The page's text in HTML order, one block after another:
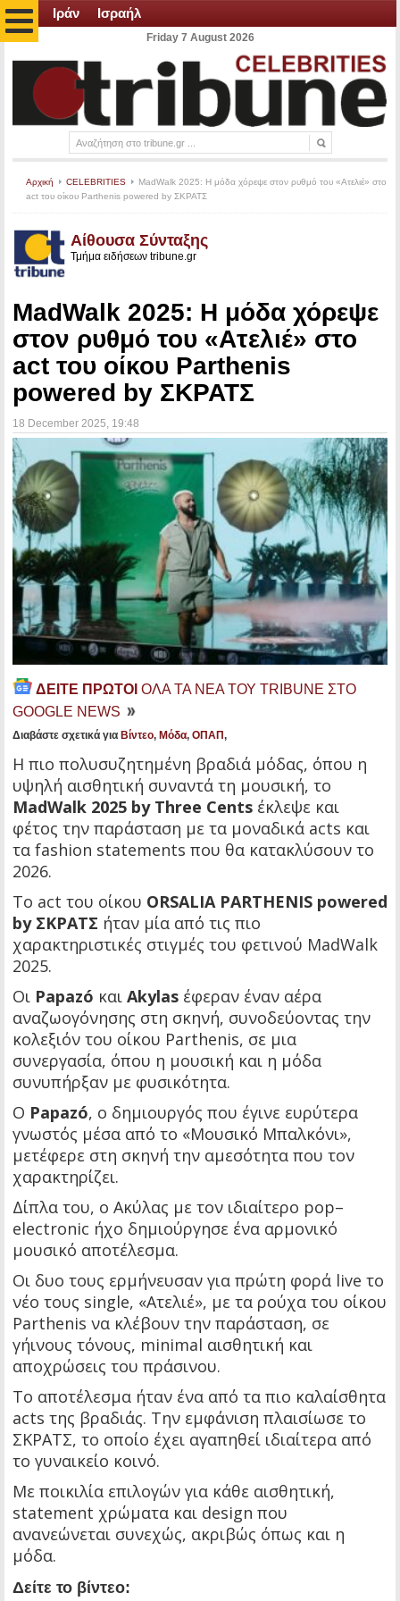
Ιράν Ισραήλ
Friday 7 August 2026
Αρχική CELEBRITIES
MadWalk 2025: H μόδα χόρεψε στον ρυθμό του «Ατελιέ» στο
act του οίκου Parthenis powered by ΣΚΡΑΤΣ
Αίθουσα Σύνταξης
Τμήμα ειδήσεων tribune.gr
MadWalk 2025: H μόδα χόρεψε
στον ρυθμό του «Ατελιέ» στο
act του οίκου Parthenis
powered by ΣΚΡΑΤΣ
18 December 2025 , 19:48
ΔΕΙΤΕ ΠΡΩΤΟΙ ΟΛΑ ΤΑ ΝΕΑ ΤΟΥ TRIBUNE ΣΤΟ
GOOGLE NEWS
Διαβάστε σχετικά για Βίντεο, Μόδα, ΟΠΑΠ,
Η πιο πολυσυζητημένη βραδιά μόδας, όπου η
υψηλή αισθητική συναντά τη μουσική, το
MadWalk 2025 by Τhree Cents έκλεψε και
φέτος την παράσταση με τα μοναδικά acts και
τα fashion statements που θα κατακλύσουν το
2026.
Το act του οίκου ORSALIA PARTHENIS powered
by ΣΚΡΑΤΣ ήταν μία από τις πιο
χαρακτηριστικές στιγμές του φετινού MadWalk
2025.
Οι Papazó και Akylas έφεραν έναν αέρα
αναζωογόνησης στη σκηνή, συνοδεύοντας την
κολεξιόν του οίκου Parthenis, σε μια
συνεργασία, όπου η μουσική και η μόδα
συνυπήρξαν με φυσικότητα.
Ο Papazó, ο δημιουργός που έγινε ευρύτερα
γνωστός μέσα από το «Μουσικό Μπαλκόνι»,
μετέφερε στη σκηνή την αμεσότητα που τον
χαρακτηρίζει.
Δίπλα του, ο Ακύλας με τον ιδιαίτερο pop–
electronic ήχο δημιούργησε ένα αρμονικό
μουσικό αποτέλεσμα.
Οι δυο τους ερμήνευσαν για πρώτη φορά live το
νέο τους single, «Ατελιέ», με τα ρούχα του οίκου
Parthenis να κλέβουν την παράσταση, σε
γήινους τόνους, minimal αισθητική και
αποχρώσεις του πράσινου.
Το αποτέλεσμα ήταν ένα από τα πιο καλαίσθητα
acts της βραδιάς. Tην εμφάνιση πλαισίωσε το
ΣΚΡΑΤΣ, το οποίο έχει αγαπηθεί ιδιαίτερα από
το γυναικείο κοινό.
Με ποικιλία επιλογών για κάθε αισθητική,
statement χρώματα και design που
ανανεώνεται συνεχώς, ακριβώς όπως και η
μόδα.
Δείτε το βίντεο: